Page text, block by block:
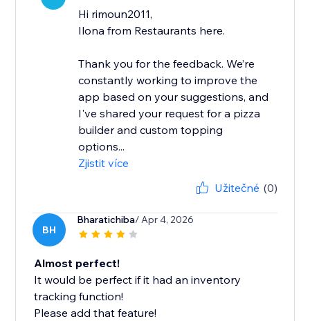
Hi rimoun2011,
Ilona from Restaurants here.
Thank you for the feedback. We’re
constantly working to improve the
app based on your suggestions, and
I've shared your request for a pizza
builder and custom topping
options...
Zjistit více
Užitečné (0)
BH
Bharatichiba/ Apr 4, 2026
Almost perfect!
It would be perfect if it had an inventory
tracking function!
Please add that feature!